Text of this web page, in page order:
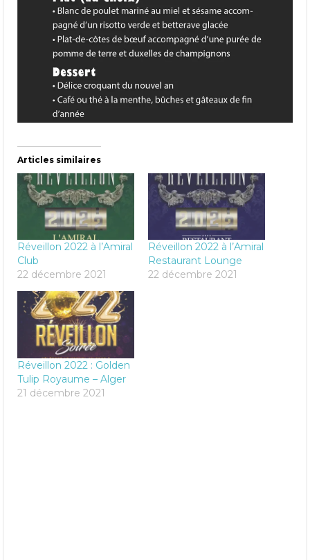
Articles similaires
Réveillon 2022 à l’Amiral
Club
22 décembre 2021
Réveillon 2022 à l’Amiral
Restaurant Lounge
22 décembre 2021
Réveillon 2022 : Golden
Tulip Royaume – Alger
21 décembre 2021